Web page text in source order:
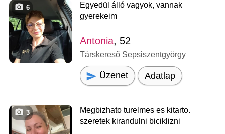
6
Egyedül álló vagyok, vannak
gyerekeim
Antonia, 52
Társkereső Sepsiszentgyörgy
Üzenet Adatlap
3
Megbizhato turelmes es kitarto.
szeretek kirandulni biciklizni